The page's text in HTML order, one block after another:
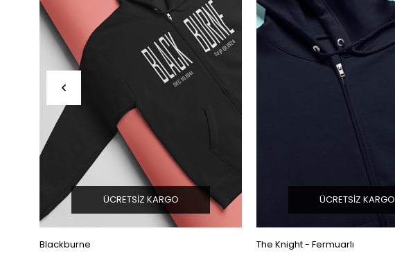
Blackburne
ÜCRETSIZ KARGO
The Knight - Fermuarlı
ÜCRETSIZ KARGO